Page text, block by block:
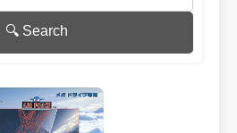
🔍 Search